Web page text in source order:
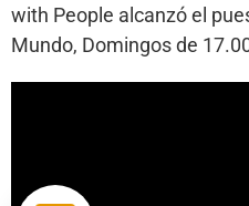
with People alcanzó el
Mundo, Domingos de